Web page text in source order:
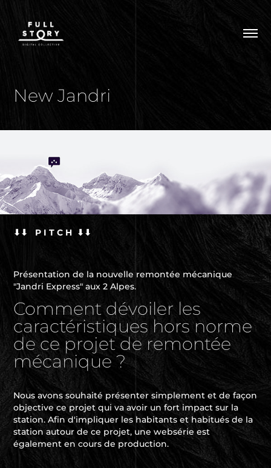
New Jandri
⬇⬇ P I T C H ⬇⬇
Présentation de la nouvelle remontée mécanique
"Jandri Express" aux 2 Alpes.
Comment dévoiler les
caractéristiques hors norme
de ce projet de remontée
mécanique ?
Nous avons souhaité présenter simplement et de façon
objective ce projet qui va avoir un fort impact sur la
station. Afin d'impliquer les habitants et habitués de la
station autour de ce projet, une websérie est
également en cours de production.